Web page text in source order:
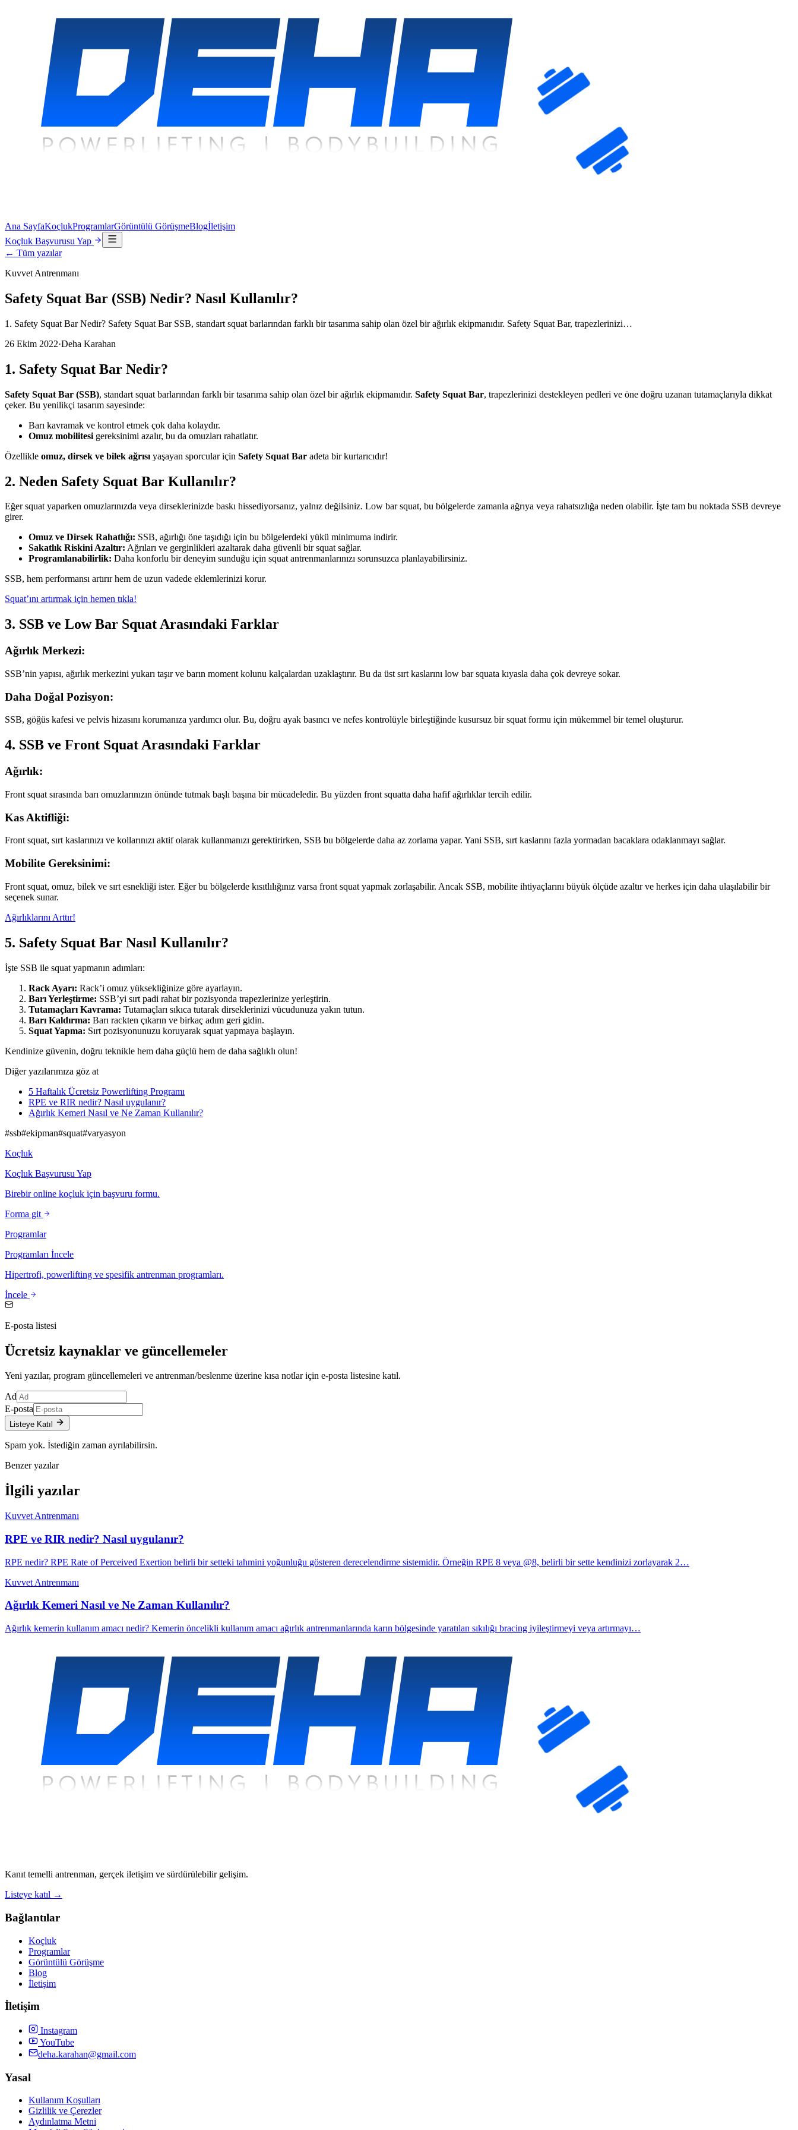
Ana SayfaKoçlukProgramlarGörüntülü GörüşmeBlogİletişim
Koçluk Başvurusu Yap
← Tüm yazılar
Kuvvet Antrenmanı
Safety Squat Bar (SSB) Nedir? Nasıl Kullanılır?
1. Safety Squat Bar Nedir? Safety Squat Bar SSB, standart squat barlarından farklı bir tasarıma sahip olan özel bir ağırlık ekipmanıdır. Safety Squat Bar, trapezlerinizi…
26 Ekim 2022·Deha Karahan
1. Safety Squat Bar Nedir?
Safety Squat Bar (SSB), standart squat barlarından farklı bir tasarıma sahip olan özel bir ağırlık ekipmanıdır. Safety Squat Bar, trapezlerinizi destekleyen pedleri ve öne doğru uzanan tutamaçlarıyla dikkat
çeker. Bu yenilikçi tasarım sayesinde:
Barı kavramak ve kontrol etmek çok daha kolaydır.
Omuz mobilitesi gereksinimi azalır, bu da omuzları rahatlatır.
Özellikle omuz, dirsek ve bilek ağrısı yaşayan sporcular için Safety Squat Bar adeta bir kurtarıcıdır!
2. Neden Safety Squat Bar Kullanılır?
Eğer squat yaparken omuzlarınızda veya dirseklerinizde baskı hissediyorsanız, yalnız değilsiniz. Low bar squat, bu bölgelerde zamanla ağrıya veya rahatsızlığa neden olabilir. İşte tam bu noktada SSB devreye
girer.
Omuz ve Dirsek Rahatlığı: SSB, ağırlığı öne taşıdığı için bu bölgelerdeki yükü minimuma indirir.
Sakatlık Riskini Azaltır: Ağrıları ve gerginlikleri azaltarak daha güvenli bir squat sağlar.
Programlanabilirlik: Daha konforlu bir deneyim sunduğu için squat antrenmanlarınızı sorunsuzca planlayabilirsiniz.
SSB, hem performansı artırır hem de uzun vadede eklemlerinizi korur.
Squat’ını artırmak için hemen tıkla!
3. SSB ve Low Bar Squat Arasındaki Farklar
Ağırlık Merkezi:
SSB’nin yapısı, ağırlık merkezini yukarı taşır ve barın moment kolunu kalçalardan uzaklaştırır. Bu da üst sırt kaslarını low bar squata kıyasla daha çok devreye sokar.
Daha Doğal Pozisyon:
SSB, göğüs kafesi ve pelvis hizasını korumanıza yardımcı olur. Bu, doğru ayak basıncı ve nefes kontrolüyle birleştiğinde kusursuz bir squat formu için mükemmel bir temel oluşturur.
4. SSB ve Front Squat Arasındaki Farklar
Ağırlık:
Front squat sırasında barı omuzlarınızın önünde tutmak başlı başına bir mücadeledir. Bu yüzden front squatta daha hafif ağırlıklar tercih edilir.
Kas Aktifliği:
Front squat, sırt kaslarınızı ve kollarınızı aktif olarak kullanmanızı gerektirirken, SSB bu bölgelerde daha az zorlama yapar. Yani SSB, sırt kaslarını fazla yormadan bacaklara odaklanmayı sağlar.
Mobilite Gereksinimi:
Front squat, omuz, bilek ve sırt esnekliği ister. Eğer bu bölgelerde kısıtlılığınız varsa front squat yapmak zorlaşabilir. Ancak SSB, mobilite ihtiyaçlarını büyük ölçüde azaltır ve herkes için daha ulaşılabilir bir
seçenek sunar.
Ağırlıklarını Arttır!
5. Safety Squat Bar Nasıl Kullanılır?
İşte SSB ile squat yapmanın adımları:
Rack Ayarı: Rack’i omuz yüksekliğinize göre ayarlayın.
Barı Yerleştirme: SSB’yi sırt padi rahat bir pozisyonda trapezlerinize yerleştirin.
Tutamaçları Kavrama: Tutamaçları sıkıca tutarak dirseklerinizi vücudunuza yakın tutun.
Barı Kaldırma: Barı rackten çıkarın ve birkaç adım geri gidin.
Squat Yapma: Sırt pozisyonunuzu koruyarak squat yapmaya başlayın.
Kendinize güvenin, doğru teknikle hem daha güçlü hem de daha sağlıklı olun!
Diğer yazılarımıza göz at
5 Haftalık Ücretsiz Powerlifting Programı
RPE ve RIR nedir? Nasıl uygulanır?
Ağırlık Kemeri Nasıl ve Ne Zaman Kullanılır?
#ssb#ekipman#squat#varyasyon
Koçluk
Koçluk Başvurusu Yap
Birebir online koçluk için başvuru formu.
Forma git
Programlar
Programları İncele
Hipertrofi, powerlifting ve spesifik antrenman programları.
İncele
E-posta listesi
Ücretsiz kaynaklar ve güncellemeler
Yeni yazılar, program güncellemeleri ve antrenman/beslenme üzerine kısa notlar için e-posta listesine katıl.
Ad
E-posta
Listeye Katıl
Spam yok. İstediğin zaman ayrılabilirsin.
Benzer yazılar
İlgili yazılar
Kuvvet Antrenmanı
RPE ve RIR nedir? Nasıl uygulanır?
RPE nedir? RPE Rate of Perceived Exertion belirli bir setteki tahmini yoğunluğu gösteren derecelendirme sistemidir. Örneğin RPE 8 veya @8, belirli bir sette kendinizi zorlayarak 2…
Kuvvet Antrenmanı
Ağırlık Kemeri Nasıl ve Ne Zaman Kullanılır?
Ağırlık kemerin kullanım amacı nedir? Kemerin öncelikli kullanım amacı ağırlık antrenmanlarında karın bölgesinde yaratılan sıkılığı bracing iyileştirmeyi veya artırmayı…
Kanıt temelli antrenman, gerçek iletişim ve sürdürülebilir gelişim.
Listeye katıl →
Bağlantılar
Koçluk
Programlar
Görüntülü Görüşme
Blog
İletişim
İletişim
Instagram
YouTube
deha.karahan@gmail.com
Yasal
Kullanım Koşulları
Gizlilik ve Çerezler
Aydınlatma Metni